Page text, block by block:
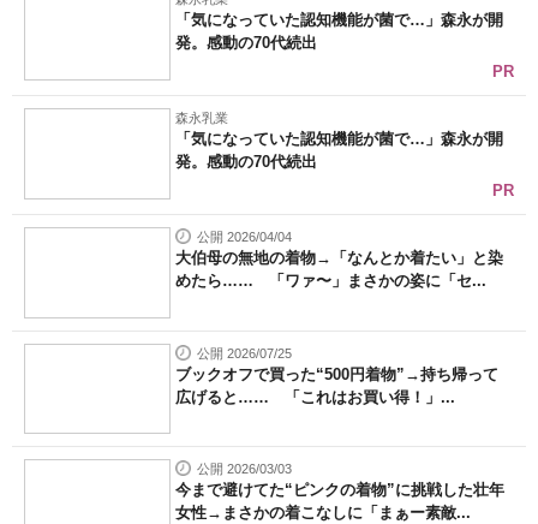
「気になっていた認知機能が菌で…」森永が開
発。感動の70代続出
PR
森永乳業
「気になっていた認知機能が菌で…」森永が開
発。感動の70代続出
PR
公開 2026/04/04
大伯母の無地の着物→「なんとか着たい」と染
めたら…… 「ワァ〜」まさかの姿に「セ...
公開 2026/07/25
ブックオフで買った“500円着物”→持ち帰って
広げると…… 「これはお買い得！」...
公開 2026/03/03
今まで避けてた“ピンクの着物”に挑戦した壮年
女性→まさかの着こなしに「まぁー素敵...